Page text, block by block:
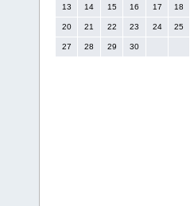
13 14 15 16 17 18
20 21 22 23 24 25
27 28 29 30